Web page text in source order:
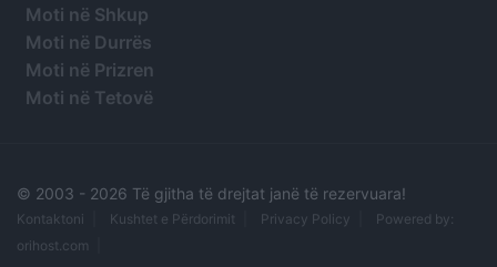
Moti në Shkup
Moti në Durrës
Moti në Prizren
Moti në Tetovë
© 2003 - 2026 Të gjitha të drejtat janë të rezervuara!
Kontaktoni Kushtet e Përdorimit Privacy Policy
Powered by:
orihost.com